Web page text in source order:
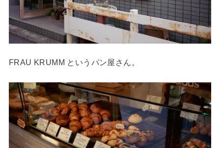
FRAU KRUMM というパン屋さん。